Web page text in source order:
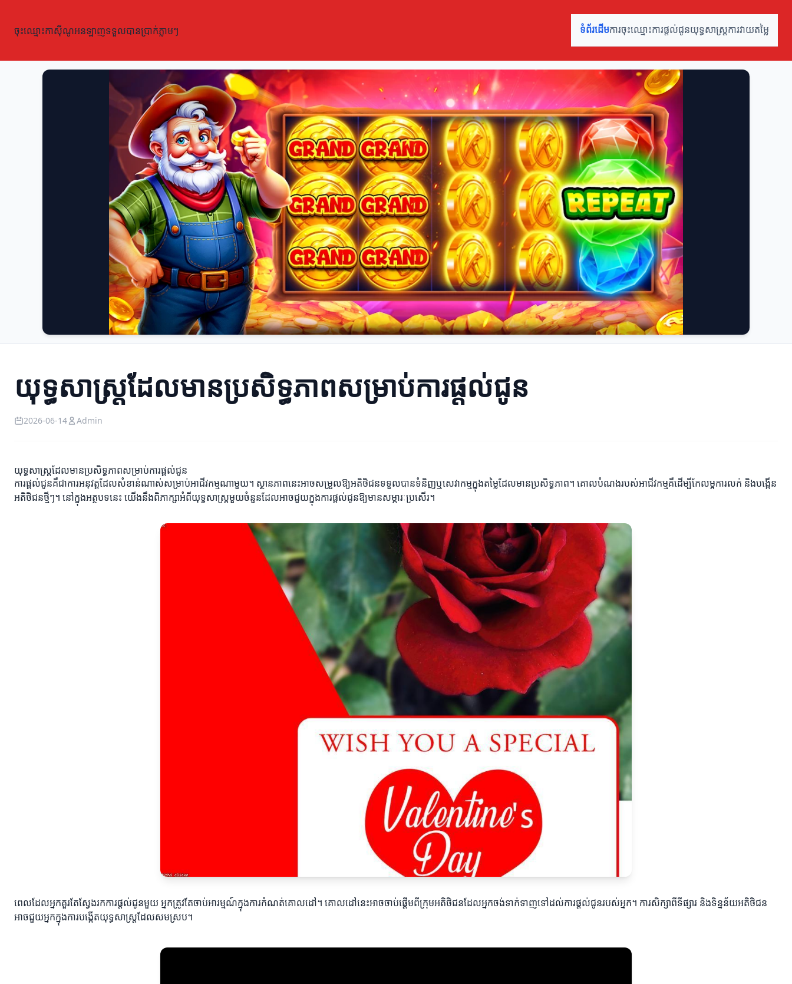
ចុះឈ្មោះកាស៊ីណូអនឡាញទទួលបានប្រាក់ភ្លាមៗ ទំព័រដើមការចុះឈ្មោះការផ្តល់ជូនយុទ្ធសាស្ត្រការវាយតម្លៃ
យុទ្ធសាស្ត្រដែលមានប្រសិទ្ធភាពសម្រាប់ការផ្តល់ជូន
2026-06-14 Admin
យុទ្ធសាស្ត្រដែលមានប្រសិទ្ធភាពសម្រាប់ការផ្តល់ជូន
ការផ្តល់ជូនគឺជាការអនុវត្តដែលសំខាន់ណាស់សម្រាប់អាជីវកម្មណាមួយ។ ស្ថានភាពនេះអាចសម្រួលឱ្យអតិថិជនទទួលបានទំនិញឬសេវាកម្មក្នុងតម្លៃដែលមានប្រសិទ្ធភាព។ គោលបំណងរបស់អាជីវកម្មគឺដើម្បីកែលម្អការលក់ និងបង្កើន
អតិថិជនថ្មីៗ។ នៅក្នុងអត្ថបទនេះ យើងនឹងពិភាក្សាអំពីយុទ្ធសាស្ត្រមួយចំនួនដែលអាចជួយក្នុងការផ្តល់ជូនឱ្យមានសម្ភារៈប្រសើរ។
ពេលដែលអ្នកគួរតែស្វែងរកការផ្តល់ជូនមួយ អ្នកត្រូវតែចាប់អារម្មណ៍ក្នុងការកំណត់គោលដៅ។ គោលដៅនេះអាចចាប់ផ្តើមពីក្រុមអតិថិជនដែលអ្នកចង់ទាក់ទាញទៅដល់ការផ្តល់ជូនរបស់អ្នក។ ការសិក្សាពីទីផ្សារ និងទិន្នន័យអតិថិជន
អាចជួយអ្នកក្នុងការបង្កើតយុទ្ធសាស្ត្រដែលសមស្រប។